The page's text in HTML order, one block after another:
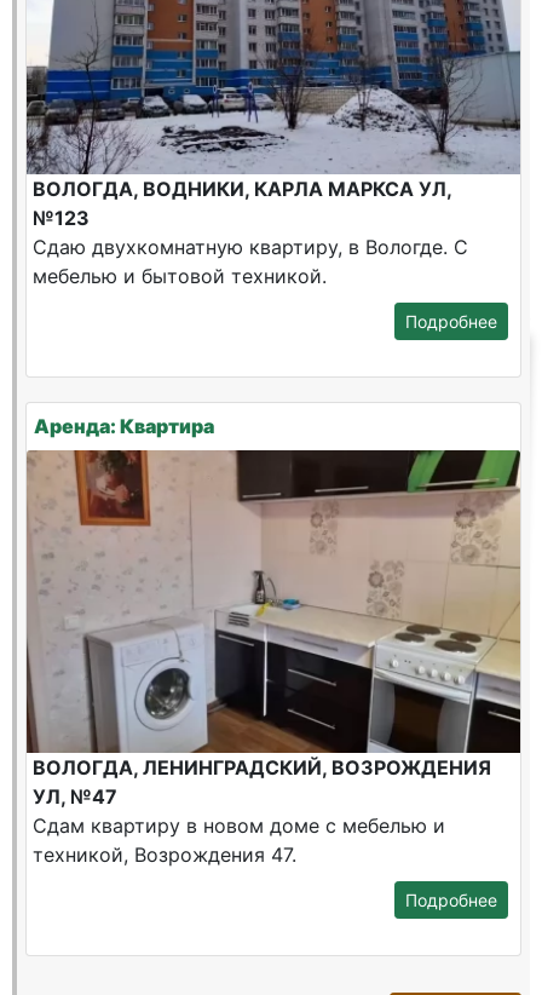
ВОЛОГДА, ВОДНИКИ, КАРЛА МАРКСА УЛ,
№123
Сдаю двухкомнатную квартиру, в Вологде. С
мебелью и бытовой техникой.
Подробнее
Аренда: Квартира
ВОЛОГДА, ЛЕНИНГРАДСКИЙ, ВОЗРОЖДЕНИЯ
УЛ, №47
Сдам квартиру в новом доме с мебелью и
техникой, Возрождения 47.
Подробнее